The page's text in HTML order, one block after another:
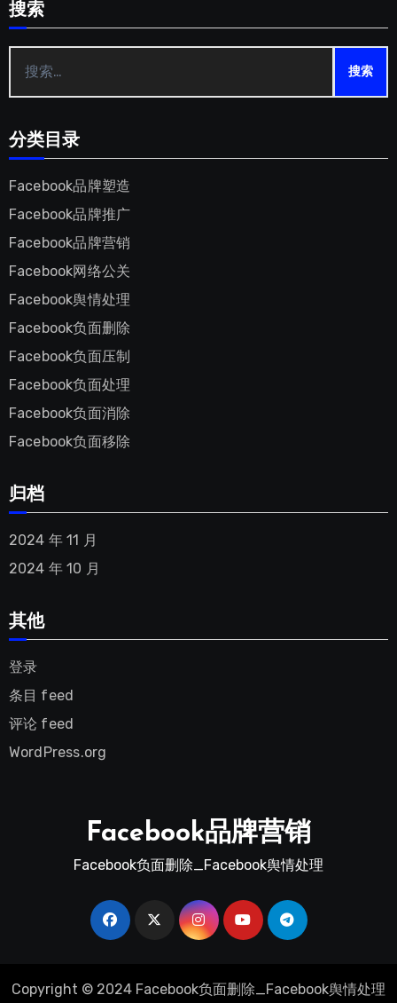
搜索
索：
分类目录
Facebook品牌塑造
Facebook品牌推广
Facebook品牌营销
Facebook网络公关
Facebook舆情处理
Facebook负面删除
Facebook负面压制
Facebook负面处理
Facebook负面消除
Facebook负面移除
归档
2024 年 11 月
2024 年 10 月
其他
登录
条目 feed
评论 feed
WordPress.org
Facebook品牌营销
Facebook负面删除_Facebook舆情处理
Copyright © 2024 Facebook负面删除_Facebook舆情处理